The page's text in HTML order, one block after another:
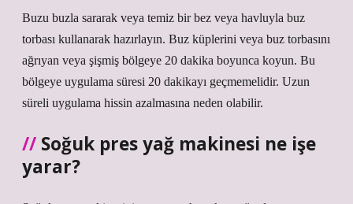
Buzu buzla sararak veya temiz bir bez veya havluyla buz
torbası kullanarak hazırlayın. Buz küplerini veya buz torbasını
ağrıyan veya şişmiş bölgeye 20 dakika boyunca koyun. Bu
bölgeye uygulama süresi 20 dakikayı geçmemelidir. Uzun
süreli uygulama hissin azalmasına neden olabilir.
Soğuk pres yağ makinesi ne işe
yarar?